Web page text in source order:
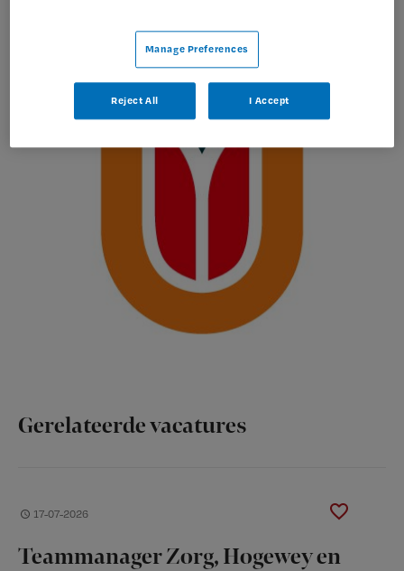
Gerelateerde vacatures
17-07-2026
Teammanager Zorg, Hogewey en
Manage Preferences
Reject All I Accept